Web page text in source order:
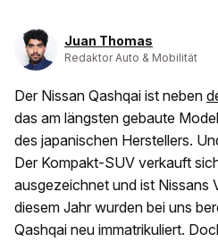
Juan Thomas
Redaktor Auto & Mobilität
Der Nissan Qashqai ist neben
das am längsten gebaute
des japanischen Herstellers.
Der Kompakt-SUV verkauft
ausgezeichnet und ist Nissans
diesem Jahr wurden bei uns
Qashqai neu immatrikuliert.